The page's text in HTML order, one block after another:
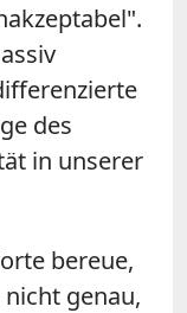
des
in unserer
bereue,
genau,